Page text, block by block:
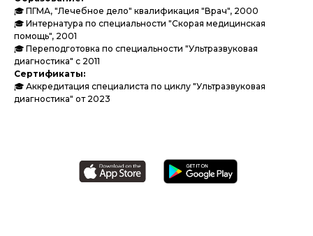
🎓 ПГМА, "Лечебное дело" квалификация "Врач", 2000
🎓 Интернатура по специальности "Скорая медицинская
помощь", 2001
🎓 Переподготовка по специальности "Ультразвуковая
диагностика" с 2011
Сертификаты:
🎓 Аккредитация специалиста по циклу "Ультразвуковая
диагностика" от 2023